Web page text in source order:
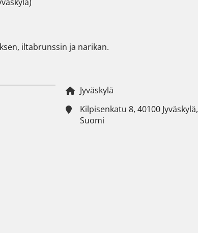
iltabrunssin ja narikan.
Jyväskylä
Kilpisenkatu 8, 40100 Jyväskylä,
Suomi